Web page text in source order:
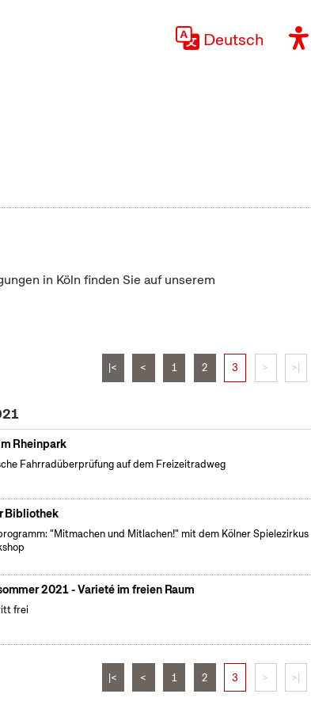
Deutsch
in Köln finden Sie auf unserem
|< < 1 2 3 > >|
Rheinpark
Fahrradüberprüfung auf dem Freizeitradweg
Bibliothek
"Mitmachen und Mitlachen!" mit dem Kölner Spielezirkus
2021 - Varieté im freien Raum
frei
|< < 1 2 3 > >|